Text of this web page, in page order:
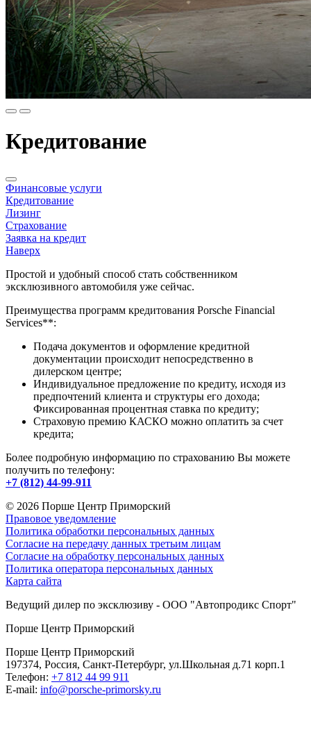
Кредитование
Финансовые услуги
Кредитование
Лизинг
Страхование
Заявка на кредит
Наверх
Простой и удобный способ стать собственником
эксклюзивного автомобиля уже сейчас.
Преимущества программ кредитования Porsche Financial
Services**:
Подача документов и оформление кредитной
документации происходит непосредственно в
дилерском центре;
Индивидуальное предложение по кредиту, исходя из
предпочтений клиента и структуры его дохода;
Фиксированная процентная ставка по кредиту;
Страховую премию КАСКО можно оплатить за счет
кредита;
Более подробную информацию по страхованию Вы можете
получить по телефону:
+7 (812) 44-99-911
© 2026 Порше Центр Приморский
Правовое уведомление
Политика обработки персональных данных
Согласие на передачу данных третьим лицам
Согласие на обработку персональных данных
Политика оператора персональных данных
Карта сайта
Ведущий дилер по эксклюзиву - ООО "Автопродикс Спорт"
Порше Центр Приморский
Порше Центр Приморский
197374, Россия, Санкт-Петербург, ул.Школьная д.71 корп.1
Телефон: +7 812 44 99 911
E-mail: info@porsche-primorsky.ru